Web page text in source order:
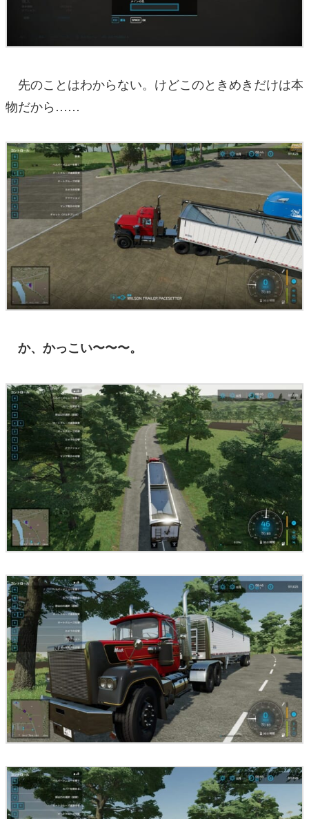
先のことはわからない。けどこのときめきだけは本
物だから……
か、かっこい〜〜〜。